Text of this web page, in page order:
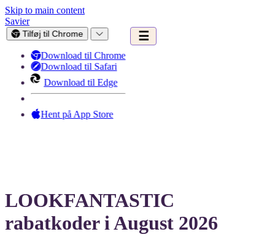
Skip to main content
Savier
Tilføj til Chrome
Download til Chrome
Download til Safari
Download til Edge
Hent på App Store
☰
LOOKFANTASTIC
rabatkoder i August 2026